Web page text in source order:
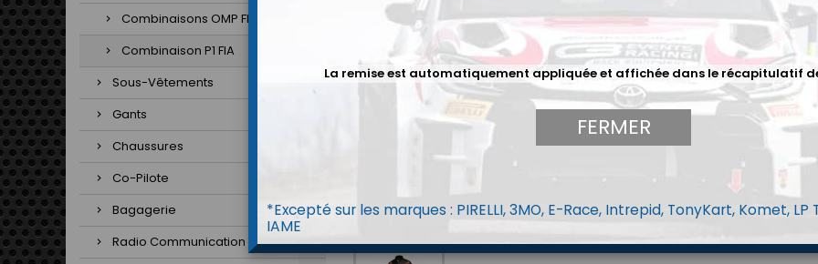
Combinaisons OMP FIA
Combinaison P1 FIA
Sous-Vêtements
Gants
Chaussures
Co-Pilote
Bagagerie
Radio Communication
UNE
*
*
* 3
DÉTAILS
La remise est automatiquement appliquée et affichée dans le récapitulatif
FERMER
*Excepté sur les marques : PIRELLI, 3MO, E-Race, Intrepid, TonyKart, Komet, LP
IAME